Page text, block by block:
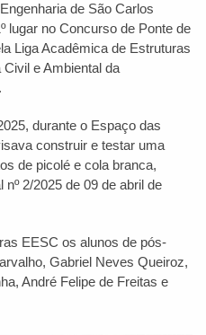
de São Carlos
lugar no Concurso de Ponte de
Liga Acadêmica de Estruturas
e Ambiental da
durante o Espaço das
construir e testar uma
de picolé e cola branca,
2/2025 de 09 de abril de
EESC os alunos de pós-
Gabriel Neves Queiroz,
André Felipe de Freitas e